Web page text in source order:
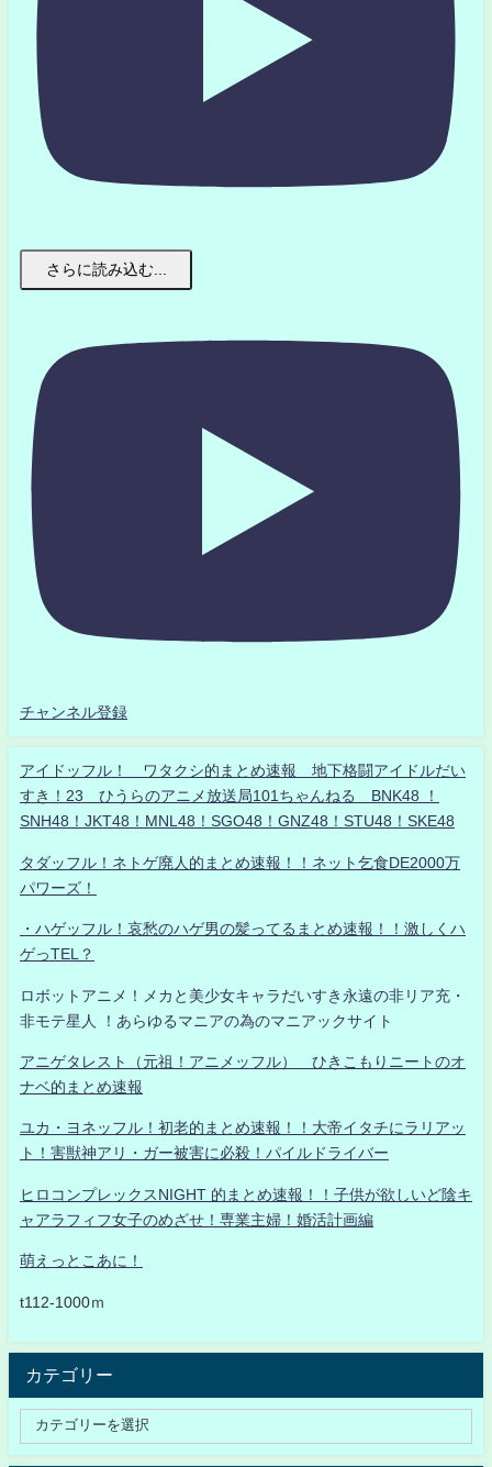
さらに読み込む...
チャンネル登録
アイドッフル！ ワタクシ的まとめ速報 地下格闘アイドルだい
すき！23 ひうらのアニメ放送局101ちゃんねる BNK48 ！
SNH48！JKT48！MNL48！SGO48！GNZ48！STU48！SKE48
タダッフル！ネトゲ廃人的まとめ速報！！ネット乞食DE2000万
パワーズ！
・ハゲッフル！哀愁のハゲ男の髪ってるまとめ速報！！激しくハ
ゲっTEL？
ロボットアニメ！メカと美少女キャラだいすき永遠の非リア充・
非モテ星人 ！あらゆるマニアの為のマニアックサイト
アニゲタレスト（元祖！アニメッフル） ひきこもりニートのオ
ナベ的まとめ速報
ユカ・ヨネッフル！初老的まとめ速報！！大帝イタチにラリアッ
ト！害獣神アリ・ガー被害に必殺！パイルドライバー
ヒロコンプレックスNIGHT 的まとめ速報！！子供が欲しいど陰キ
ャアラフィフ女子のめざせ！専業主婦！婚活計画編
萌えっとこあに！
t112-1000ｍ
カテゴリー